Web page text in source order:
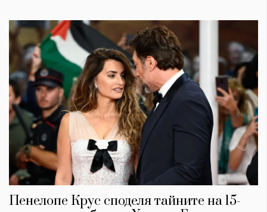
Пенелопе Крус споделя тайните на 15-